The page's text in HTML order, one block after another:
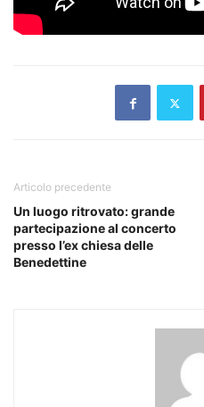
Articolo precedente
Un luogo ritrovato: grande
partecipazione al concerto
presso l’ex chiesa delle
Benedettine